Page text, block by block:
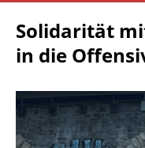
Solidarität
in die